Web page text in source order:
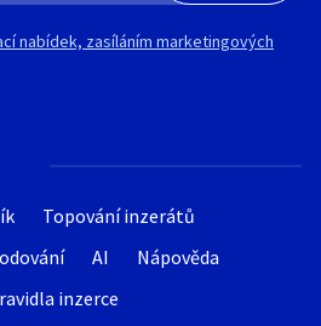
Topování inzerátů
AI
Nápověda
inzerce
nabídek, zasíláním marketingových